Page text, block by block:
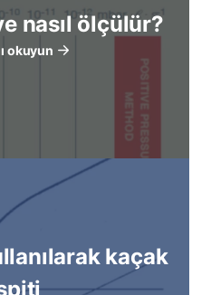
nasıl ölçülür?
okuyun
kaçak